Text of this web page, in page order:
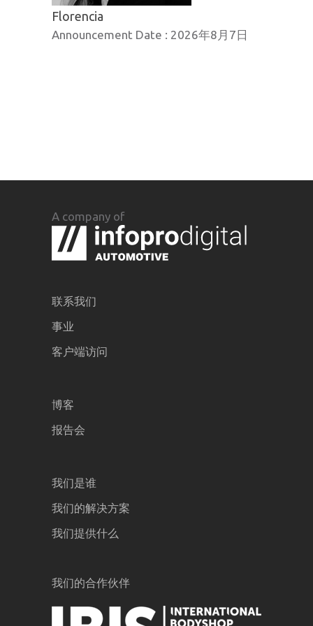
Florencia
Announcement Date : 2026年8月7日
A company of
联系我们
事业
客户端访问
博客
报告会
我们是谁
我们的解决方案
我们提供什么
我们的合作伙伴